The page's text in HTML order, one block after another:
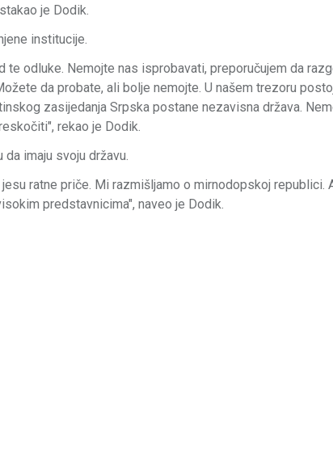
je Dodik.
institucije.
odluke. Nemojte nas isprobavati, preporučujem da
da probate, ali bolje nemojte. U našem trezoru
zasijedanja Srpska postane nezavisna država.
rekao je Dodik.
imaju svoju državu.
ratne priče. Mi razmišljamo o mirnodopskoj republici.
predstavnicima", naveo je Dodik.